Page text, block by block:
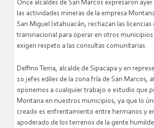
Once alcaldes de San Marcos expresaron
las actividades mineras de la empresa
San Miguel Ixtahuacán, rechazan las licencias
transnacional para operar en otros
exigen respeto a las consultas comunitarias.
Delfino Tema, alcalde de Sipacapa y en
10 jefes ediles de la zona fría de San Marcos,
oponemos a cualquier trabajo o estudio que
Montana en nuestros municipios, ya que lo
creado es enfrentamiento entre hermanos y
apoderado de los terrenos de la gente